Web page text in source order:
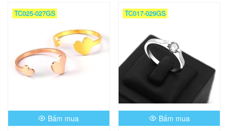
TC025-027GS
Bấm mua
TC017-029GS
Bấm mua